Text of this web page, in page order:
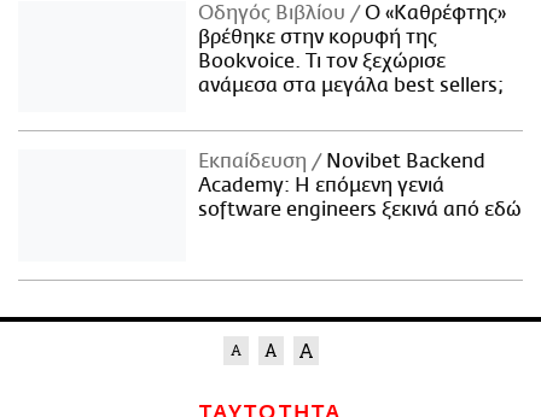
Οδηγός Βιβλίου
Ο «Καθρέφτης»
βρέθηκε στην κορυφή της
Bookvoice. Τι τον ξεχώρισε
ανάμεσα στα μεγάλα best sellers;
Εκπαίδευση
Novibet Backend
Academy: Η επόμενη γενιά
software engineers ξεκινά από εδώ